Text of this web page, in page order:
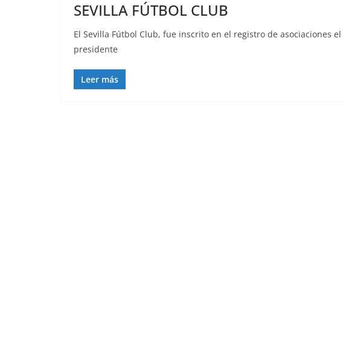
SEVILLA FÚTBOL CLUB
El Sevilla Fútbol Club, fue inscrito en el registro de asociaciones
presidente
Leer más